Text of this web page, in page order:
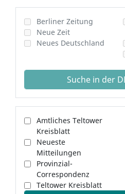
Berliner Zeitung
Neue Zeit
Neues Deutschland
Suche in der
Amtliches Teltower
Kreisblatt
Neueste
Mitteilungen
Provinzial-
Correspondenz
Teltower Kreisblatt